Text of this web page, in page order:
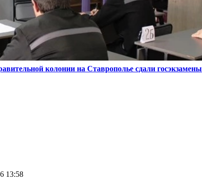
колонии на Ставрополье сдали госэкзамены
13:58